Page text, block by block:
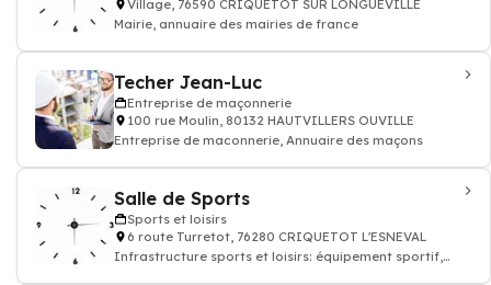
Village, 76590 CRIQUETOT SUR LONGUEVILLE
Mairie, annuaire des mairies de france
Techer Jean-Luc
Entreprise de maçonnerie
100 rue Moulin, 80132 HAUTVILLERS OUVILLE
Entreprise de maconnerie, Annuaire des maçons
Salle de Sports
Sports et loisirs
6 route Turretot, 76280 CRIQUETOT L'ESNEVAL
Infrastructure sports et loisirs: équipement sportif,